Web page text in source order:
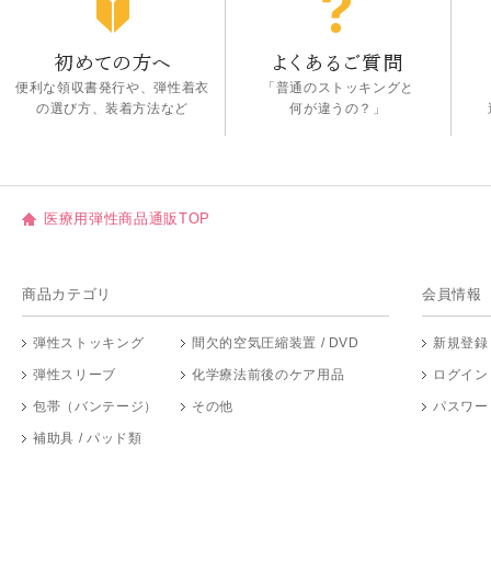
便利な領収書発行や、弾性着衣
の選び方、装着方法など
「普通のストッキングと
何が違うの？」
医療用弾性商品通販TOP
商品カテゴリ
弾性ストッキング
弾性スリーブ
包帯（バンテージ）
補助具 / パッド類
間欠的空気圧縮装置 / DVD
化学療法前後のケア用品
その他
会員情報
新規登録
ログイン
パスワ